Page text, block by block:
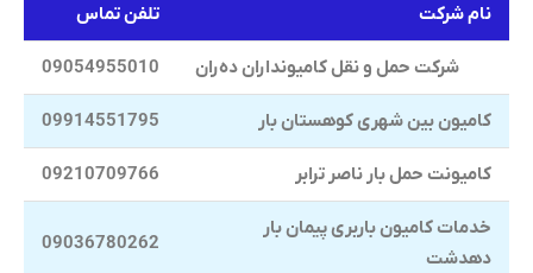
نام شرکت تلفن تماس
شرکت حمل و نقل كاميونداران ده‌ران 09054955010
کامیون بین شهری کوهستان بار 09914551795
کامیونت حمل بار ناصر ترابر 09210709766
خدمات کامیون باربری پيمان بار
دهدشت
09036780262